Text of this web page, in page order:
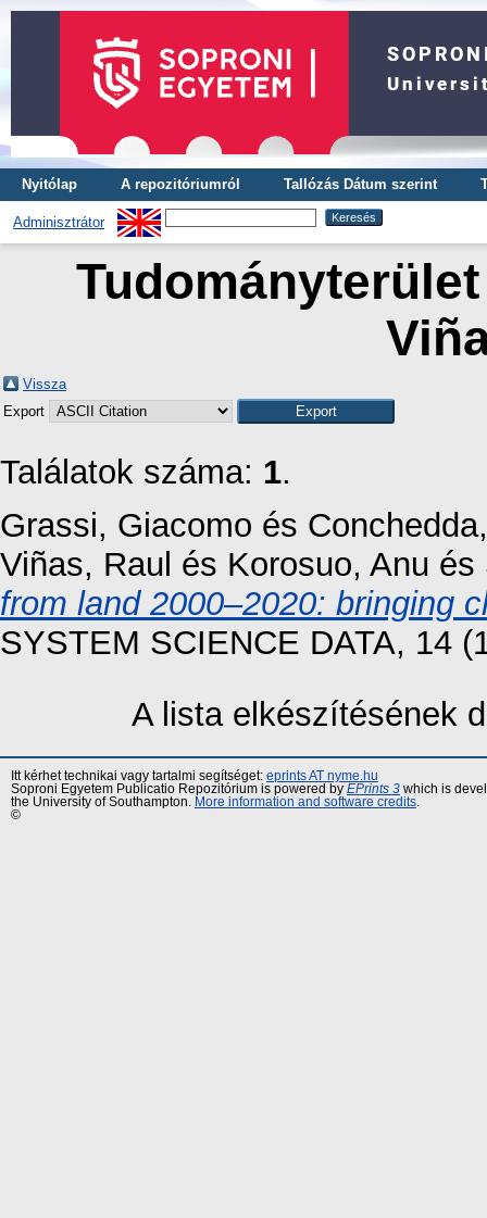
Nyitólap A repozitóriumról Tallózás Dátum szerint
Adminisztrátor
Vissza
Export
Találatok száma: 1.
Grassi, Giacomo és
Viñas, Raul és Korosuo, Anu és
from land 2000–2020: bringing
SYSTEM SCIENCE DATA, 14
A lista elkészítésének
Itt kérhet technikai vagy tartalmi segítséget: eprints AT nyme.hu
Soproni Egyetem Publicatio Repozitórium is powered by EPrints 3 which is
the University of Southampton.
More information and software credits
©